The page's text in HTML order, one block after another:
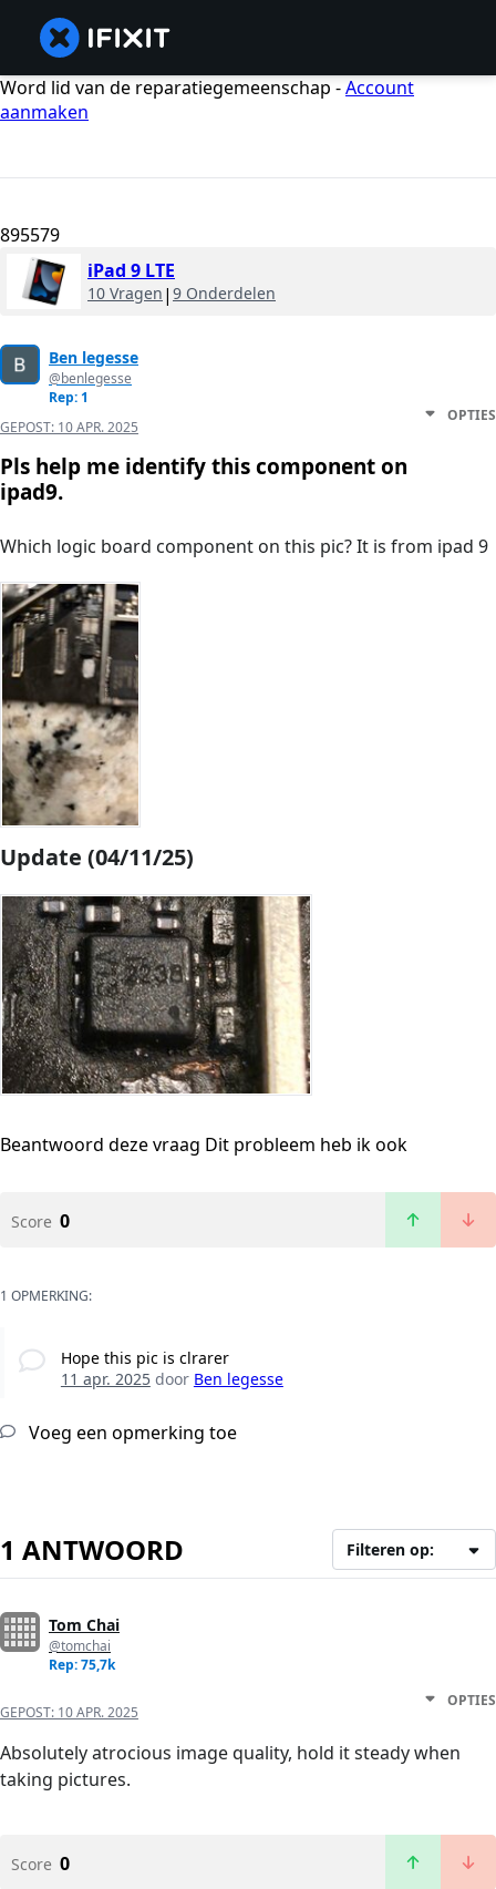
Word lid van de reparatiegemeenschap -Account
aanmaken
895579
iPad 9 LTE
10 Vragen | 9 Onderdelen
Ben legesse
@benlegesse
Rep: 1
GEPOST: 10 APR. 2025
OPTIES
Pls help me identify this component on
ipad9.
Which logic board component on this pic? It is from ipad 9
Update (04/11/25)
Beantwoord deze vraag Dit probleem heb ik ook
Score 0
1 OPMERKING:
Hope this pic is clrarer
11 apr. 2025door Ben legesse
Voeg een opmerking toe
1 ANTWOORD Filteren op:
Tom Chai
@tomchai
Rep: 75,7k
GEPOST: 10 APR. 2025
OPTIES
Absolutely atrocious image quality, hold it steady when
taking pictures.
Score 0